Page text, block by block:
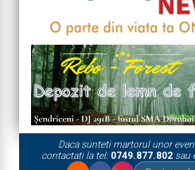
Daca sunteti martorul unor
contactati la tel: 0749.877.802sau